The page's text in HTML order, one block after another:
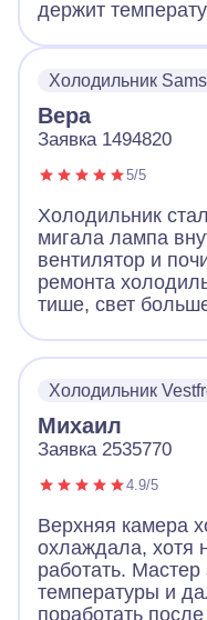
держит
Холодильник
Вера
Заявка 1494820
5/5
Холодильник
мигала лампа
вентилятор и
ремонта
тише, свет
Холодильник
Михаил
Заявка 2535770
4.9/5
Верхняя камера
охлаждала, хотя
работать.
температуры и
поработать